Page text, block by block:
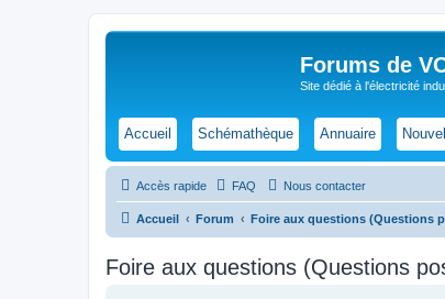
Forums de
Site dédié à l'électricité
Accueil Schémathèque Annuaire
Accès rapide FAQ Nous contacter
Accueil Forum Foire aux questions (Questions
Foire aux questions (Questions